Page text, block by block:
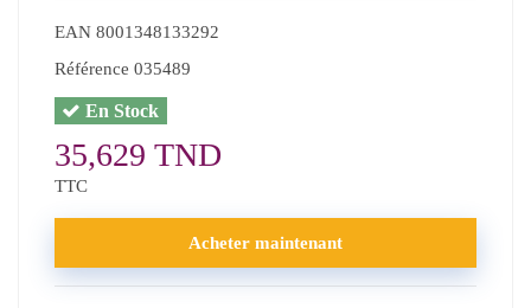
EAN 8001348133292
Référence 035489
En Stock
35,629 TND
TTC
Acheter maintenant